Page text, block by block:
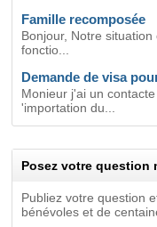
Famille recomposée
Bonjour, Notre
fonctio...
Demande de visa
Monieur j'ai un
'importation du...
Posez votre question
Publiez votre question
bénévoles et de